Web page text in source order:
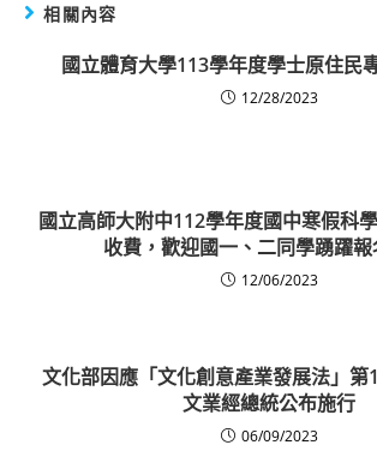
相關內容
國立體育大學113學年度學士原住民
12/28/2023
國立高師大附中112學年度國中寒假科
收費，歡迎國一、二同學踴躍
12/06/2023
文化部因應「文化創意產業發展法」第
文業經總統公布施行
06/09/2023